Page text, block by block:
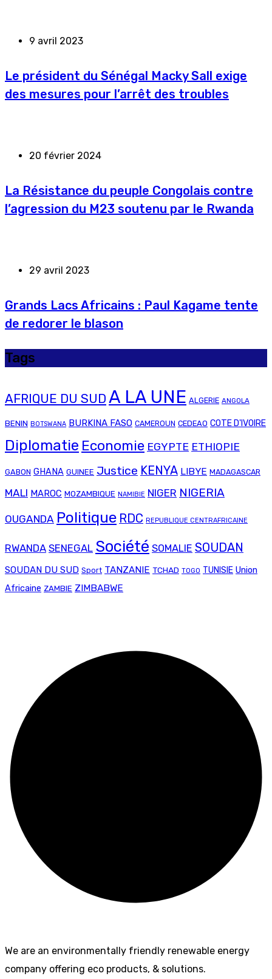
9 avril 2023
Le président du Sénégal Macky Sall exige
des mesures pour l’arrêt des troubles
20 février 2024
La Résistance du peuple Congolais contre
l’agression du M23 soutenu par le Rwanda
29 avril 2023
Grands Lacs Africains : Paul Kagame tente
de redorer le blason
Tags
AFRIQUE DU SUD A LA UNE ALGERIE ANGOLA
BENIN BOTSWANA BURKINA FASO CAMEROUN CEDEAO COTE D'IVOIRE
Diplomatie Economie EGYPTE ETHIOPIE
GABON GHANA GUINEE Justice KENYA LIBYE MADAGASCAR
MALI MAROC MOZAMBIQUE NAMIBIE NIGER NIGERIA
OUGANDA Politique RDC REPUBLIQUE CENTRAFRICAINE
RWANDA SENEGAL Société SOMALIE SOUDAN
SOUDAN DU SUD Sport TANZANIE TCHAD TOGO TUNISIE Union
Africaine ZAMBIE ZIMBABWE
We are an environmentally friendly renewable energy
company offering eco products, & solutions.